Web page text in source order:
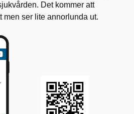
Det kommer att
men ser lite annorlunda ut.